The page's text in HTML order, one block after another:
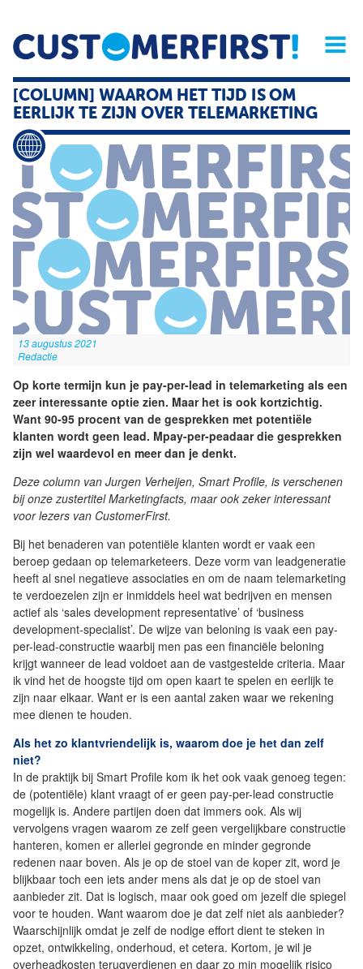
Home Opinie Archief
Magazine
Service
Buyers'Guide
[COLUMN] WAAROM HET TIJD IS OM
EERLIJK TE ZIJN OVER TELEMARKETING
13 augustus 2021
Redactie
Op korte termijn kun je pay-per-lead in telemarketing als een
zeer interessante optie zien. Maar het is ook kortzichtig.
Want 90-95 procent van de gesprekken met potentiële
klanten wordt geen lead. Mpay-per-peadaar die gesprekken
zijn wel waardevol en meer dan je denkt.
Deze column van Jurgen Verheijen, Smart Profile, is verschenen
bij onze zustertitel Marketingfacts, maar ook zeker interessant
voor lezers van CustomerFirst.
Bij het benaderen van potentiële klanten wordt er vaak een
beroep gedaan op telemarketeers. Deze vorm van leadgeneratie
heeft al snel negatieve associaties en om de naam telemarketing
te verdoezelen zijn er inmiddels heel wat bedrijven en mensen
actief als ‘sales development representative’ of ‘business
development-specialist’. De wijze van beloning is vaak een pay-
per-lead-constructie waarbij men pas een financiële beloning
krijgt wanneer de lead voldoet aan de vastgestelde criteria. Maar
ik vind het de hoogste tijd om open kaart te spelen en eerlijk te
zijn naar elkaar. Want er is een aantal zaken waar we rekening
mee dienen te houden.
Als het zo klantvriendelijk is, waarom doe je het dan zelf
niet?
In de praktijk bij Smart Profile kom ik het ook vaak genoeg tegen:
de (potentiële) klant vraagt of er geen pay-per-lead constructie
mogelijk is. Andere partijen doen dat immers ook. Als wij
vervolgens vragen waarom ze zelf geen vergelijkbare constructie
hanteren, komen er allerlei gegronde en minder gegronde
redenen naar boven. Als je op de stoel van de koper zit, word je
blijkbaar toch een iets ander mens als dat je op de stoel van
aanbieder zit. Dat is logisch, maar ook goed om jezelf die spiegel
voor te houden. Want waarom doe je dat zelf niet als aanbieder?
Waarschijnlijk omdat je zelf de nodige effort dient te steken in
opzet, ontwikkeling, onderhoud, et cetera. Kortom, je wil je
overheadkosten terugverdienen en daar zo min mogelijk risico